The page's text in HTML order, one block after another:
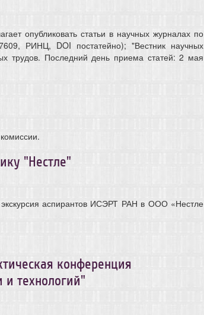
опубликовать статьи в научных журналах по
РИНЦ, DOI постатейно); "Вестник научных
трудов. Последний день приема статей: 2 мая
"Нестле"
экскурсия аспирантов ИСЭРТ РАН в ООО «Нестле
конференция
технологий"